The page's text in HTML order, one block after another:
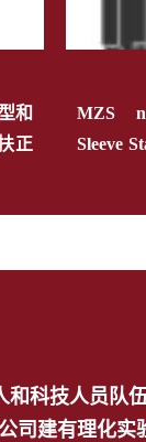
和
正
MZS
Sleeve
and
科技人员队
司建有理化实